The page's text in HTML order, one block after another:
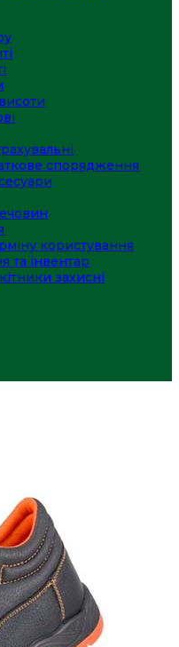
спорядження
користування
та інвентар
захисні